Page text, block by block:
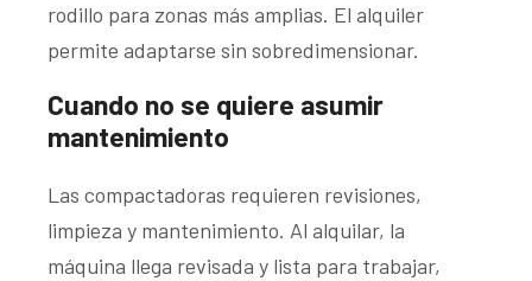
rodillo para zonas más amplias. El alquiler
permite adaptarse sin sobredimensionar.
Cuando no se quiere asumir
mantenimiento
Las compactadoras requieren revisiones,
limpieza y mantenimiento. Al alquilar, la
máquina llega revisada y lista para trabajar,